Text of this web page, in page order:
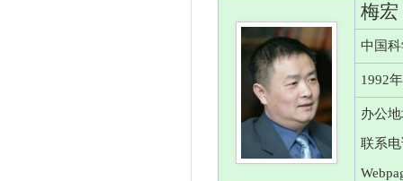
梅宏
中国
1992
办公
联系